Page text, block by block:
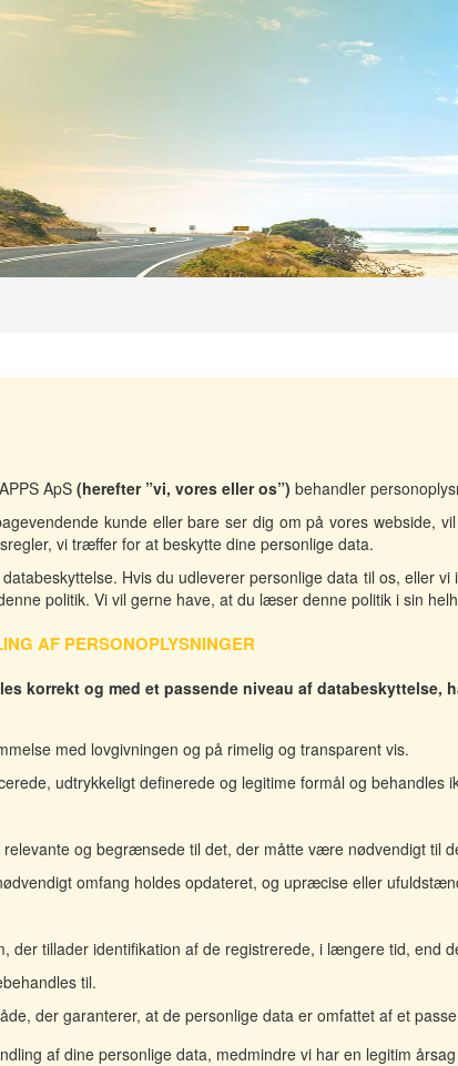
ApS (herefter ”vi, vores eller os”) behandler
kunde eller bare ser dig om på vores webside,
vi træffer for at beskytte dine personlige data.
Hvis du udleverer personlige data til os, eller
politik. Vi vil gerne have, at du læser denne politik i sin
AF PERSONOPLYSNINGER
korrekt og med et passende niveau af
med lovgivningen og på rimelig og transparent vis.
udtrykkeligt definerede og legitime formål og behandles
og begrænsede til det, der måtte være nødvendigt til
omfang holdes opdateret, og upræcise eller
der tillader identifikation af de registrerede, i længere tid, end
til.
der garanterer, at de personlige data er omfattet af et
af dine personlige data, medmindre vi har en legitim